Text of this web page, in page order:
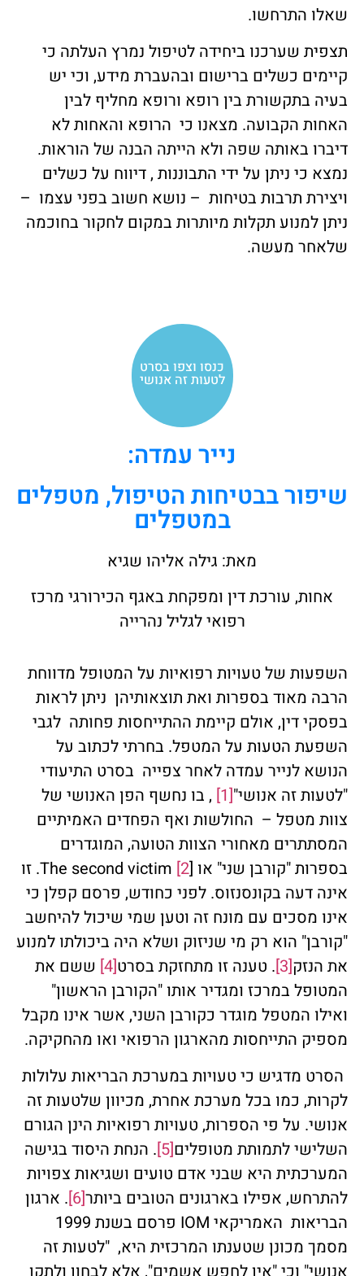
שאלו התרחשו.
תצפית שערכנו ביחידה לטיפול נמרץ העלתה כי
קיימים כשלים ברישום ובהעברת מידע, וכי יש
בעיה בתקשורת בין רופא ורופא מחליף לבין
האחות הקבועה. מצאנו כי הרופא והאחות לא
דיברו באותה שפה ולא הייתה הבנה של הוראות.
נמצא כי ניתן על ידי התבוננות , דיווח על כשלים
ויצירת תרבות בטיחות – נושא חשוב בפני עצמו –
ניתן למנוע תקלות מיותרות במקום לחקור בחוכמה
שלאחר מעשה.
כנסו וצפו בסרט
לטעות זה אנושי
נייר עמדה:
שיפור בבטיחות הטיפול, מטפלים
במטפלים
מאת: גילה אליהו שגיא
אחות, עורכת דין ומפקחת באגף הכירורגי מרכז
רפואי לגליל נהרייה
השפעות של טעויות רפואיות על המטופל מדווחת
הרבה מאוד בספרות ואת תוצאותיהן ניתן לראות
בפסקי דין, אולם קיימת ההתייחסות פחותה לגבי
השפעת הטעות על המטפל. בחרתי לכתוב על
הנושא לנייר עמדה לאחר צפייה בסרט התיעודי
"לטעות זה אנושי"[1]
, בו נחשף הפן האנושי של
צוות מטפל – החולשות ואף הפחדים האמיתיים
המסתתרים מאחורי הצוות הטועה, המוגדרים
בספרות "קורבן שני" או [The second victim[2
. זו
אינה דעה בקונסנזוס. לפני כחודש, פרסם קפלן כי
אינו מסכים עם מונח זה וטען שמי שיכול להיחשב
"קורבן" הוא רק מי שניזוק ושלא היה ביכולתו למנוע
את הנזק[3] . טענה זו מתחזקת בסרט[4] ששם את
המטופל במרכז ומגדיר אותו "הקורבן הראשון"
ואילו המטפל מוגדר כקורבן השני, אשר אינו מקבל
מספיק התייחסות מהארגון הרפואי ואו מהחקיקה.
הסרט מדגיש כי טעויות במערכת הבריאות עלולות
לקרות, כמו בכל מערכת אחרת, מכיוון שלטעות זה
אנושי. על פי הספרות, טעויות רפואיות הינן הגורם
השלישי לתמותת מטופלים[5] . הנחת היסוד בגישה
המערכתית היא שבני אדם טועים ושגיאות צפויות
להתרחש, אפילו בארגונים הטובים ביותר[6] . ארגון
הבריאות האמריקאי IOM פרסם בשנת 1999
מסמך מכונן שטענתו המרכזית היא, "לטעות זה